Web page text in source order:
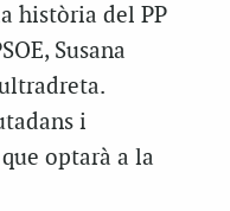
història del PP
Susana
i
optarà a la